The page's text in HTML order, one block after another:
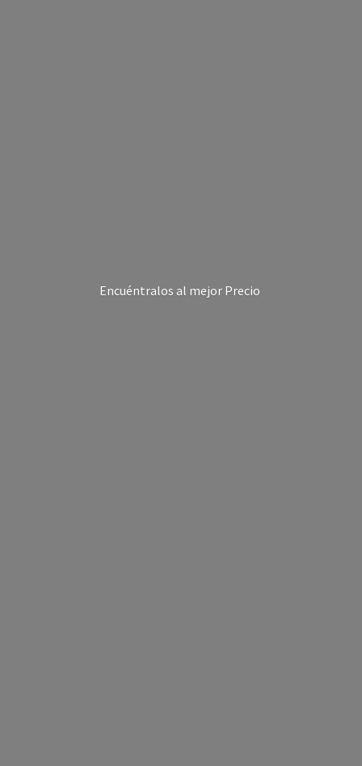
Encuéntralos al mejor Precio